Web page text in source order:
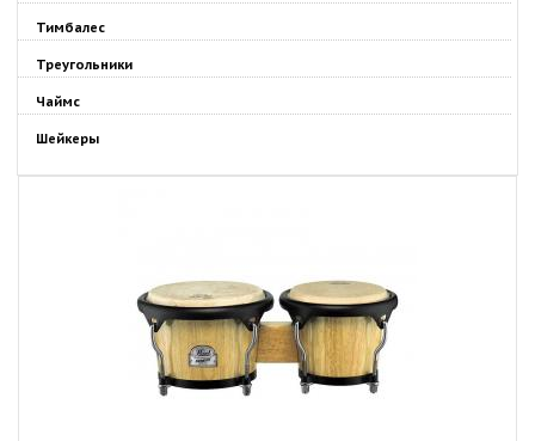
Тимбалес
Треугольники
Чаймс
Шейкеры